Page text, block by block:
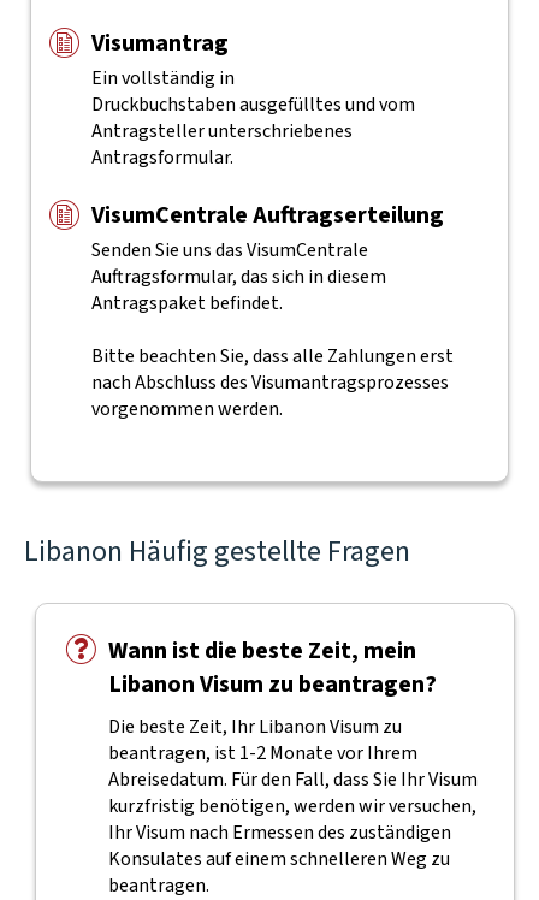
Visumantrag
Ein vollständig in
Druckbuchstaben ausgefülltes und vom
Antragsteller unterschriebenes
Antragsformular.
VisumCentrale Auftragserteilung
Senden Sie uns das VisumCentrale
Auftragsformular, das sich in diesem
Antragspaket befindet.
Bitte beachten Sie, dass alle Zahlungen erst
nach Abschluss des Visumantragsprozesses
vorgenommen werden.
Libanon Häufig gestellte Fragen
Wann ist die beste Zeit, mein
Libanon Visum zu beantragen?
Die beste Zeit, Ihr Libanon Visum zu
beantragen, ist 1-2 Monate vor Ihrem
Abreisedatum. Für den Fall, dass Sie Ihr Visum
kurzfristig benötigen, werden wir versuchen,
Ihr Visum nach Ermessen des zuständigen
Konsulates auf einem schnelleren Weg zu
beantragen.